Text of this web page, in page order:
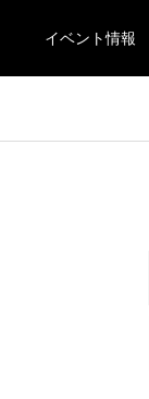
イベント情報